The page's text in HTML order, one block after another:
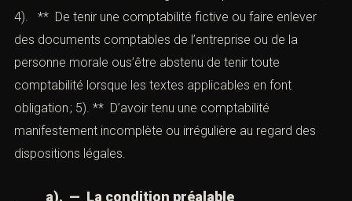
(Détournement et malversation)
Aux termes de l’article L. 654-2du Code de commerce,
est constitutif d’une banqueroute, le fait : 1). ** D’avoir,
dans l’intention d’éviter ou de retarder l’ouverture de la
procédure de redressement judiciaire ou de
liquidationjudiciaire, soit fait des achats en vue d’une
ruineux pour se procurerdes fonds ; 2). ** D’avoir